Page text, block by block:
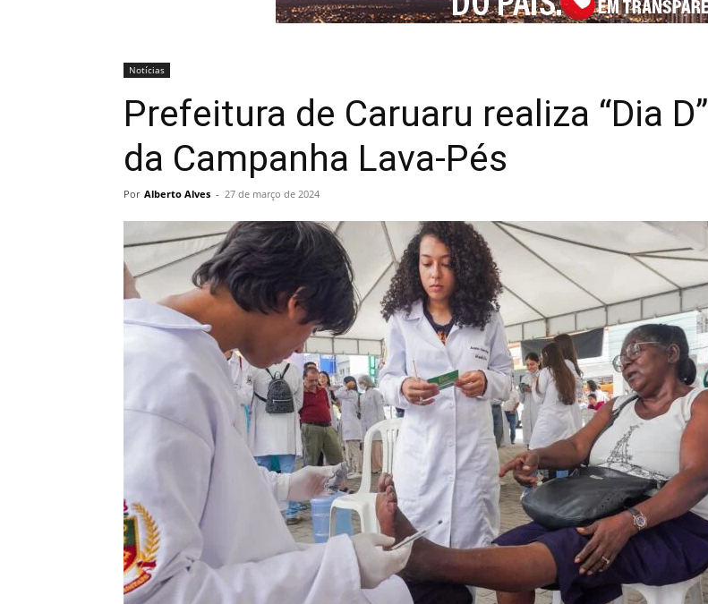
Notícias
Prefeitura de Caruaru realiza “Dia D”
da Campanha Lava-Pés
Por Alberto Alves - 27 de março de 2024